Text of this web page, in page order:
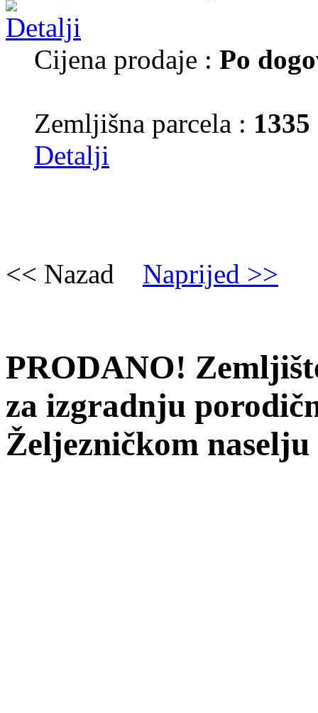
Cijena prodaje : Po
Zemljišna parcela : 1335
Detalji
<< Nazad Naprijed >>
PRODANO!
za izgradnju
Željezničkom naselju